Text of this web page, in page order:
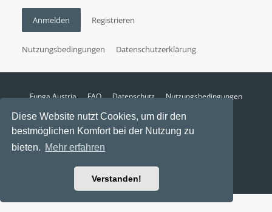
Diese Website nutzt Cookies, um dir den
bestmöglichen Komfort bei der Nutzung zu
bieten. Mehr erfahren
Verstanden!
Anmelden Registrieren
Nutzungsbedingungen Datenschutzerklärung
Funga Austria FAQ Datenschutz
Nutzungsbedingungen
Alle Zeiten sindUTC+02:00
Aktuelle Zeit: 9. August 2026, 08:21
Powered byphpBB
Ravaio Theme byGramziu